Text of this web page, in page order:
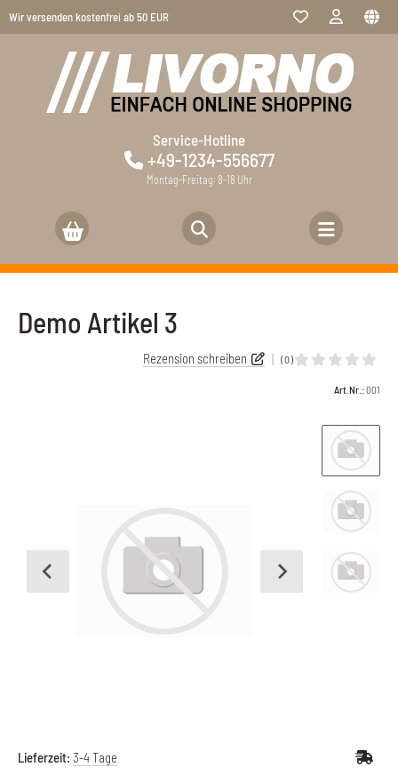
Wir versenden kostenfrei ab 50 EUR
Service-Hotline
+49-1234-556677
Montag-Freitag: 8-18 Uhr
Demo Artikel 3
(0)
|
Rezension schreiben
Art.Nr.:001
Lieferzeit: 3-4 Tage
Fabrics
im Hauptmenü